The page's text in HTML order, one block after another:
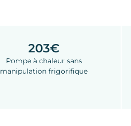
203€
Pompe à chaleur sans
manipulation frigorifique